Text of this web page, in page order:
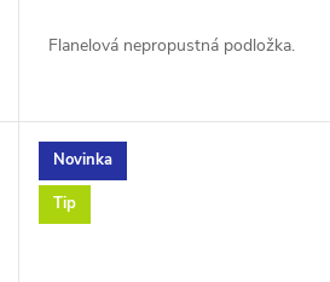
Flanelová nepropustná podložka.
Novinka
Tip